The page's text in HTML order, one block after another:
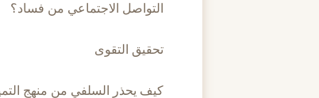
التواصل الاجتماعي من فساد؟
تحقيق التقوى
كيف يحذر السلفي من منهج